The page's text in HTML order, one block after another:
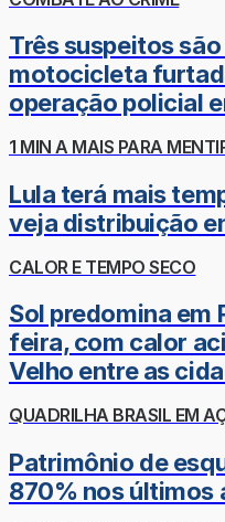
Três suspeitos
motocicleta
operação policial
1 MIN A MAIS PARA
Lula terá mais
veja distribuição
CALOR E TEMPO SECO
Sol predomina em
feira, com calor
Velho entre as
QUADRILHA BRASIL EM
Patrimônio de
870% nos últimos